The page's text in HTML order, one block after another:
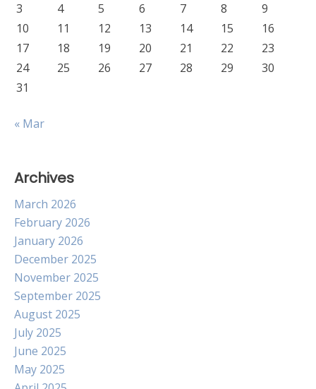
3
4 5 6 7 8
9
10
11 12 13 14 15
16
17
18 19 20 21 22
23
24
25 26 27 28 29
30
31
« Mar
Archives
March 2026
February 2026
January 2026
December 2025
November 2025
September 2025
August 2025
July 2025
June 2025
May 2025